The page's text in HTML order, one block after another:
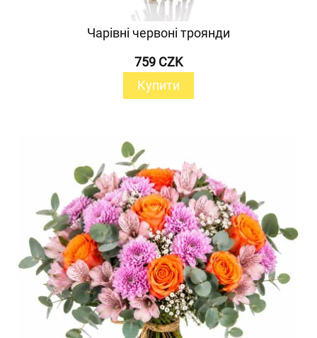
Чарівні червоні троянди
759 CZK
Купити